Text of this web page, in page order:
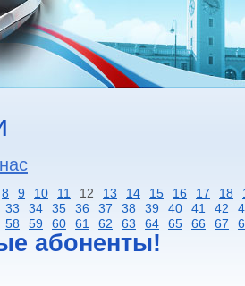
8 9 10 11 12 13 14 15 16 17 18
33 34 35 36 37 38 39 40 41 42
58 59 60 61 62 63 64 65 66 67
абоненты!